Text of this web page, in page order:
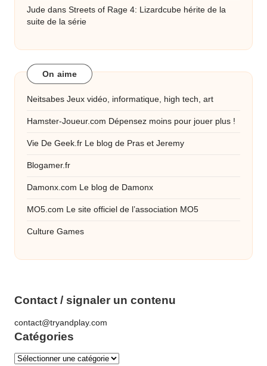
Jude dans Streets of Rage 4: Lizardcube hérite de la
suite de la série
On aime
Neitsabes Jeux vidéo, informatique, high tech, art
Hamster-Joueur.com Dépensez moins pour jouer plus !
Vie De Geek.fr Le blog de Pras et Jeremy
Blogamer.fr
Damonx.com Le blog de Damonx
MO5.com Le site officiel de l’association MO5
Culture Games
Contact / signaler un contenu
contact@tryandplay.com
Catégories
Catégories